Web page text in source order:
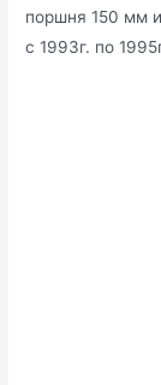
поршня 150 мм
с 1993г. по